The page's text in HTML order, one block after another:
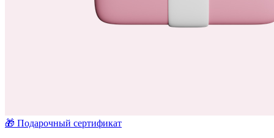
🎁 Подарочный сертификат